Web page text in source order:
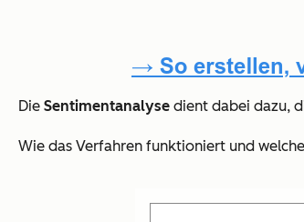
Die Sentimentanalyse dient dabei dazu,
Wie das Verfahren funktioniert und